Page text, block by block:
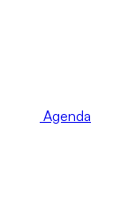
Agenda